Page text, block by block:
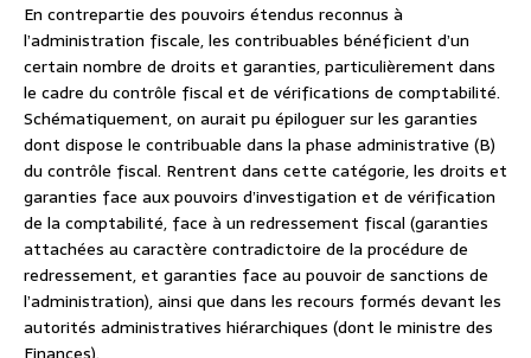
En contrepartie des pouvoirs étendus reconnus à
l’administration fiscale, les contribuables bénéficient d’un
certain nombre de droits et garanties, particulièrement dans
le cadre du contrôle fiscal et de vérifications de comptabilité.
Schématiquement, on aurait pu épiloguer sur les garanties
dont dispose le contribuable dans la phase administrative (B)
du contrôle fiscal. Rentrent dans cette catégorie, les droits et
garanties face aux pouvoirs d’investigation et de vérification
de la comptabilité, face à un redressement fiscal (garanties
attachées au caractère contradictoire de la procédure de
redressement, et garanties face au pouvoir de sanctions de
l’administration), ainsi que dans les recours formés devant les
autorités administratives hiérarchiques (dont le ministre des